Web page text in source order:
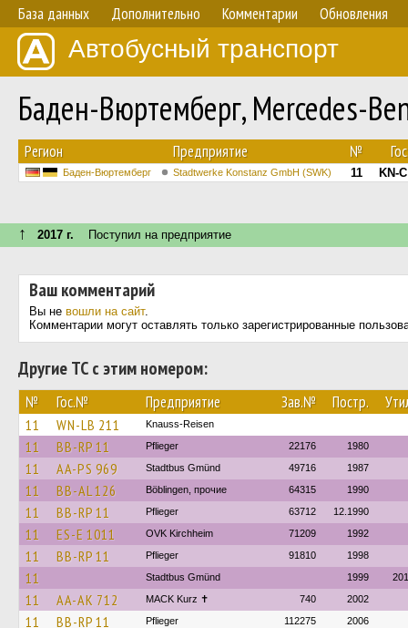
База данных Дополнительно Комментарии Обновления
Автобусный транспорт
Баден-Вюртемберг, Mercedes-
Регион Предприятие №
Баден-Вюртемберг Stadtwerke Konstanz GmbH (SWK) 11 KN-
↑ 2017 г. Поступил на предприятие
Ваш комментарий
Вы не вошли на сайт.
Комментарии могут оставлять только зарегистрированные
Другие ТС с этим номером:
№ Гос.№ Предприятие Зав.№ Постр.
11 WN-LB 211 Knauss-Reisen
11 BB-RP 11 Pflieger 22176 1980
11 AA-PS 969 Stadtbus Gmünd 49716 1987
11 BB-AL 126 Böblingen, прочие 64315 1990
11 BB-RP 11 Pflieger 63712 12.1990
11 ES-E 1011 OVK Kirchheim 71209 1992
11 BB-RP 11 Pflieger 91810 1998
11 Stadtbus Gmünd 1999
11 AA-AK 712 MACK Kurz ✝ 740 2002
11 BB-RP 11 Pflieger 112275 2006